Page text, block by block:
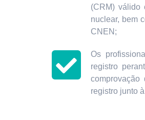
(CRM) válido
nuclear, bem
CNEN;
Os
registro
registro junto